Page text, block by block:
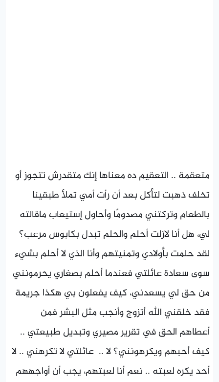
متعقمة .. التعقيم ده معناها إنك متقدرش تتجوز أو
تخلف ذهبت لتأكل بعد أن رأت أمي تملأ طبقينا
بالطعام وتركتني مصدومًا وأحاول إستيعاب ماقالته
لي، هل أنا لازلت أحلم والحلم تبدل بكابوس مرعب؟
لقد حلمت بأولادي وتمنيتهم وأنا الذي لا أحلم بشيء
سوى سعادة عائلتي فعندما أحلم بصغاري يحرمونني
من حق لي يسعدني، كيف يفعلون بي هكذا جريمة
فقد خلقني الله أتزوج وأنجب مثل البشر فمن
أعطاهم الحق في تقرير مصيري وتبديل طبيعتي ..
كيف أحبهم ويكرهونني؟ لا .. عائلتي لا تكرهني .. لا
أحد يكره لعبته .. نعم أنا لعبتهم، يجب أن أواجههم